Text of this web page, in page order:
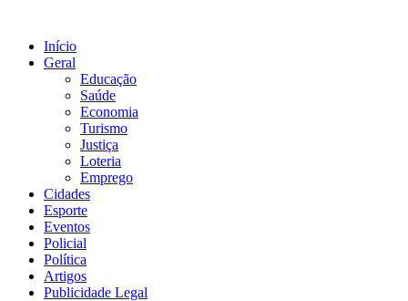
conteúdo
Início
Geral
Educação
Saúde
Economia
Turismo
Justiça
Loteria
Emprego
Cidades
Esporte
Eventos
Policial
Política
Artigos
Publicidade Legal